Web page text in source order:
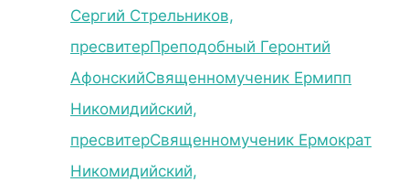
Сергий Стрельников,
пресвитерПреподобный Геронтий
АфонскийСвященномученик Ермипп
Никомидийский,
пресвитерСвященномученик Ермократ
Никомидийский,